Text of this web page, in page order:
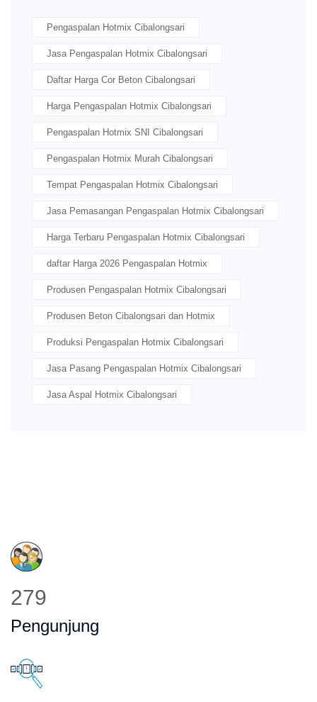
Pengaspalan Hotmix Cibalongsari
Jasa Pengaspalan Hotmix Cibalongsari
Daftar Harga Cor Beton Cibalongsari
Harga Pengaspalan Hotmix Cibalongsari
Pengaspalan Hotmix SNI Cibalongsari
Pengaspalan Hotmix Murah Cibalongsari
Tempat Pengaspalan Hotmix Cibalongsari
Jasa Pemasangan Pengaspalan Hotmix Cibalongsari
Harga Terbaru Pengaspalan Hotmix Cibalongsari
daftar Harga 2026 Pengaspalan Hotmix
Produsen Pengaspalan Hotmix Cibalongsari
Produsen Beton Cibalongsari dan Hotmix
Produksi Pengaspalan Hotmix Cibalongsari
Jasa Pasang Pengaspalan Hotmix Cibalongsari
Jasa Aspal Hotmix Cibalongsari
333
Pengunjung